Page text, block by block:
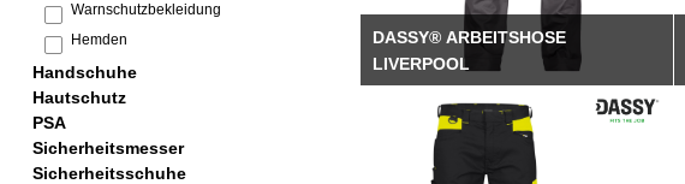
SICHERHEITSMESSER
SICHERHEITSSCHUHE
GUMMISTIEFEL
ZUBEHÖR
Warnschutzbekleidung
Hemden
Handschuhe
Hautschutz
PSA
Sicherheitsmesser
Sicherheitsschuhe
DASSY® ARBEITSHOSE
LIVERPOOL